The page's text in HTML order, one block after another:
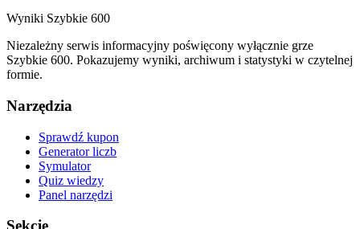
Wyniki Szybkie 600
Niezależny serwis informacyjny poświęcony wyłącznie grze
Szybkie 600. Pokazujemy wyniki, archiwum i statystyki w czytelnej
formie.
Narzędzia
Sprawdź kupon
Generator liczb
Symulator
Quiz wiedzy
Panel narzędzi